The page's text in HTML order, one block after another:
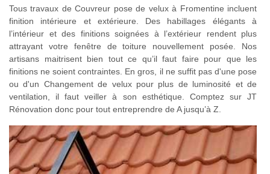
Tous travaux de Couvreur pose de velux à Fromentine incluent
finition intérieure et extérieure. Des habillages élégants à
l’intérieur et des finitions soignées à l’extérieur rendent plus
attrayant votre fenêtre de toiture nouvellement posée. Nos
artisans maitrisent bien tout ce qu’il faut faire pour que les
finitions ne soient contraintes. En gros, il ne suffit pas d'une pose
ou d'un Changement de velux pour plus de luminosité et de
ventilation, il faut veiller à son esthétique. Comptez sur JT
Rénovation donc pour tout entreprendre de A jusqu’à Z.